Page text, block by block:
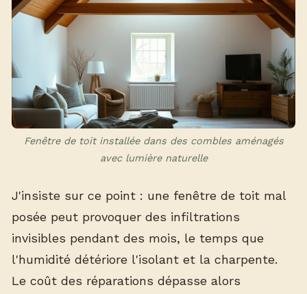
Fenêtre de toit installée dans des combles aménagés
avec lumière naturelle
J'insiste sur ce point : une fenêtre de toit mal
posée peut provoquer des infiltrations
invisibles pendant des mois, le temps que
l'humidité détériore l'isolant et la charpente.
Le coût des réparations dépasse alors